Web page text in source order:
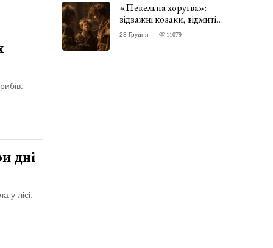
дні
у лісі.
«Пекельна хоругва»:
відважні козаки, відмиті
чорти та відчайдушний
28 Грудня 11079